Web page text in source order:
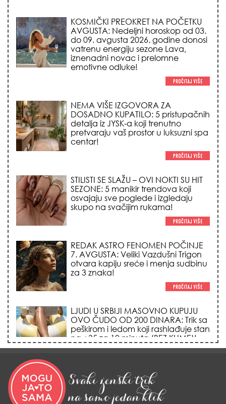
NEMA VIŠE IZGOVORA ZA
DOSADNO KUPATILO: 5 pristupačnih
detalja iz JYSK-a koji trenutno
pretvaraju vaš prostor u luksuzni spa
centar!
SEZONE: 5 manikir trendova koji
osvajaju sve poglede i izgledaju
skupo na svačijim rukama!
REDAK ASTRO FENOMEN POČINJE
otvara kapiju sreće i menja sudbinu
za 3 znaka!
LJUDI U SRBIJI MASOVNO KUPUJU
peškirom i ledom koji rashlađuje stan
na +35 za 10 minuta (BEZ KLIME)!
DATUMI KOJI MENJAJU SUDBINU:
ako želite da vam kosa raste kao iz
vode i privučete novu ljubav!
privlačenja novca koji treba uraditi
baš tokom sezone Lava!